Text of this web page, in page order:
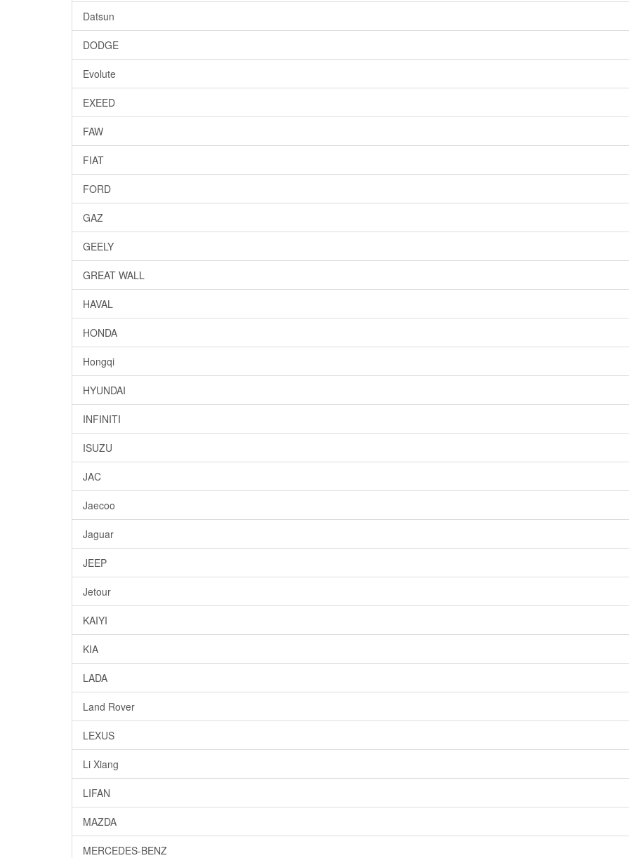
Datsun
DODGE
Evolute
EXEED
FAW
FIAT
FORD
GAZ
GEELY
GREAT WALL
HAVAL
HONDA
Hongqi
HYUNDAI
INFINITI
ISUZU
JAC
Jaecoo
Jaguar
JEEP
Jetour
KAIYI
KIA
LADA
Land Rover
LEXUS
Li Xiang
LIFAN
MAZDA
MERCEDES-BENZ